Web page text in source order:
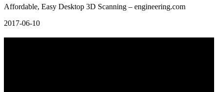
Affordable, Easy Desktop 3D Scanning – engineering.com
2017-06-10